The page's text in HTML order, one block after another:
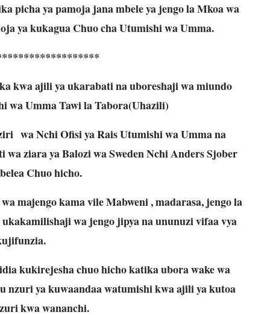
picha ya pamoja jana mbele ya jengo la Mkoa wa
ya kukagua Chuo cha Utumishi wa Umma.
kwa ajili ya ukarabati na uboreshaji wa miundo
wa Umma Tawi la Tabora(Uhazili)
wa Nchi Ofisi ya Rais Utumishi wa Umma na
ziara ya Balozi wa Sweden Nchi Anders Sjober
Chuo hicho.
majengo kama vile Mabweni , madarasa, jengo la
wa jengo jipya na ununuzi vifaa vya
kukirejesha chuo hicho katika ubora wake wa
nzuri ya kuwaandaa watumishi kwa ajili ya kutoa
kwa wananchi.